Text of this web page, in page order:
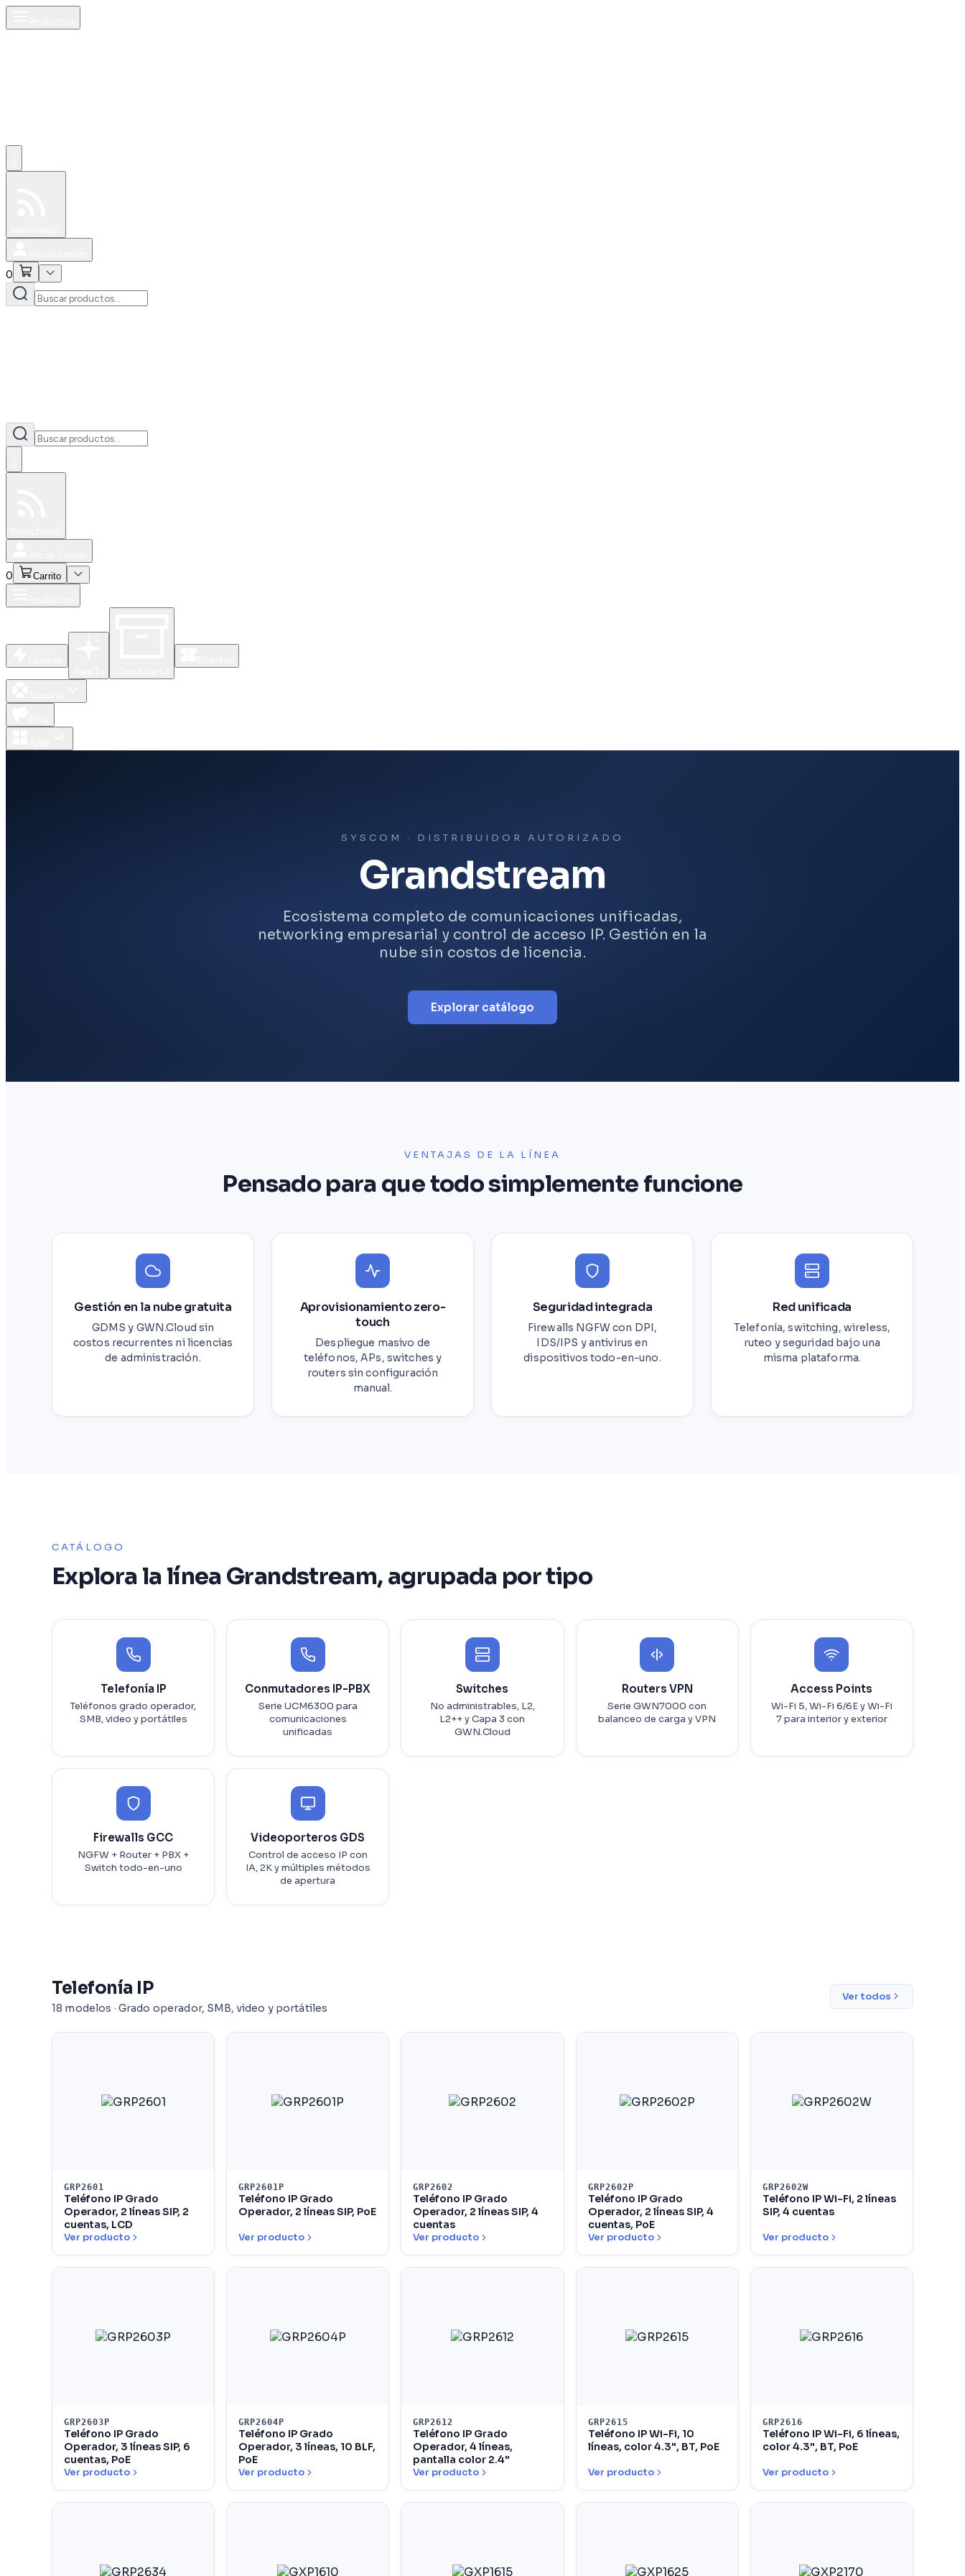
0
0 Carrito
SYSCOM · DISTRIBUIDOR AUTORIZADO
Grandstream
Ecosistema completo de comunicaciones unificadas,
networking empresarial y control de acceso IP. Gestión en la
nube sin costos de licencia.
Explorar catálogo
VENTAJAS DE LA LÍNEA
Pensado para que todo simplemente funcione
Gestión en la nube gratuita
GDMS y GWN.Cloud sin
costos recurrentes ni licencias
de administración.
Aprovisionamiento zero-
touch
Despliegue masivo de
teléfonos, APs, switches y
routers sin configuración
manual.
Seguridad integrada
Firewalls NGFW con DPI,
IDS/IPS y antivirus en
dispositivos todo-en-uno.
Red unificada
Telefonía, switching, wireless,
ruteo y seguridad bajo una
misma plataforma.
CATÁLOGO
Explora la línea Grandstream, agrupada por tipo
Telefonía IP
Teléfonos grado operador,
SMB, video y portátiles
Conmutadores IP-PBX
Serie UCM6300 para
comunicaciones
unificadas
Switches
No administrables, L2,
L2++ y Capa 3 con
GWN.Cloud
Routers VPN
Serie GWN7000 con
balanceo de carga y VPN
Access Points
Wi-Fi 5, Wi-Fi 6/6E y Wi-Fi
7 para interior y exterior
Firewalls GCC
NGFW + Router + PBX +
Switch todo-en-uno
Videoporteros GDS
Control de acceso IP con
IA, 2K y múltiples métodos
de apertura
Telefonía IP
18 modelos · Grado operador, SMB, video y portátiles
Ver todos
GRP2601
Teléfono IP Grado
Operador, 2 líneas SIP, 2
cuentas, LCD
Ver producto
GRP2601P
Teléfono IP Grado
Operador, 2 líneas SIP, PoE
Ver producto
GRP2602
Teléfono IP Grado
Operador, 2 líneas SIP, 4
cuentas
Ver producto
GRP2602P
Teléfono IP Grado
Operador, 2 líneas SIP, 4
cuentas, PoE
Ver producto
GRP2602W
Teléfono IP Wi-Fi, 2 líneas
SIP, 4 cuentas
Ver producto
GRP2603P
Teléfono IP Grado
Operador, 3 líneas SIP, 6
cuentas, PoE
Ver producto
GRP2604P
Teléfono IP Grado
Operador, 3 líneas, 10 BLF,
PoE
Ver producto
GRP2612
Teléfono IP Grado
Operador, 4 líneas,
pantalla color 2.4"
Ver producto
GRP2615
Teléfono IP Wi-Fi, 10
líneas, color 4.3", BT, PoE
Ver producto
GRP2616
Teléfono IP Wi-Fi, 6 líneas,
color 4.3", BT, PoE
Ver producto